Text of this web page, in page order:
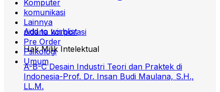
Add to wishlist
Hak Milik Intelektual
A-B-C Desain Industri Teori dan Praktek di
Indonesia-Prof. Dr. Insan Budi Maulana, S.H.,
LL.M.
Komputer
komunikasi
Lainnya
pidana korporasi
Pre Order
Psikologi
Umum